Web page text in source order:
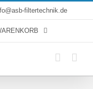
filtertechnik.de